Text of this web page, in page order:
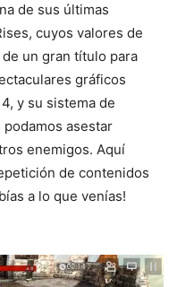
de sus últimas
cuyos valores de
un gran título para
gráficos
y su sistema de
asestar
enemigos. Aquí
de contenidos
a lo que venías!